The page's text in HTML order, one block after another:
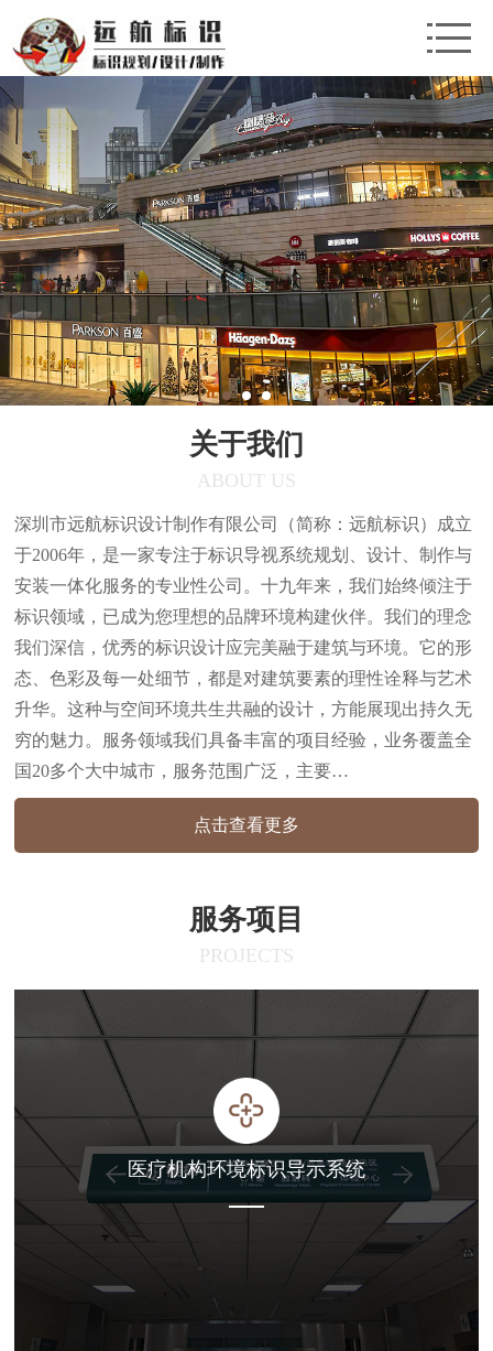
关于我们
ABOUT US
深圳市远航标识设计制作有限公司（简称：远航标识）成立
于2006年，是一家专注于标识导视系统规划、设计、制作与
安装一体化服务的专业性公司。十九年来，我们始终倾注于
标识领域，已成为您理想的品牌环境构建伙伴。我们的理念
我们深信，优秀的标识设计应完美融于建筑与环境。它的形
态、色彩及每一处细节，都是对建筑要素的理性诠释与艺术
升华。这种与空间环境共生共融的设计，方能展现出持久无
穷的魅力。服务领域我们具备丰富的项目经验，业务覆盖全
国20多个大中城市，服务范围广泛，主要…
点击查看更多
服务项目
PROJECTS
医疗机构环境标识导示系统